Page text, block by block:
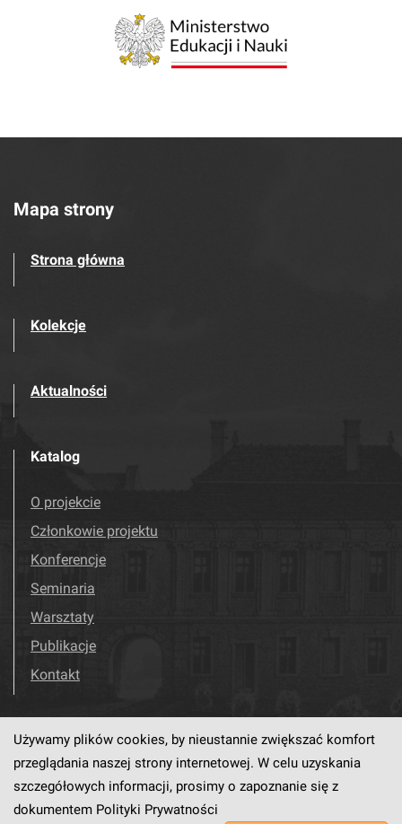
Mapa strony
Strona główna
Kolekcje
Aktualności
Katalog
O projekcie
Członkowie projektu
Konferencje
Seminaria
Warsztaty
Publikacje
Kontakt
Odwiedź nas! Facebook
Używamy plików cookies, by nieustannie zwiększać komfort
przeglądania naszej strony internetowej. W celu uzyskania
szczegółowych informacji, prosimy o zapoznanie się z
dokumentem Polityki Prywatności